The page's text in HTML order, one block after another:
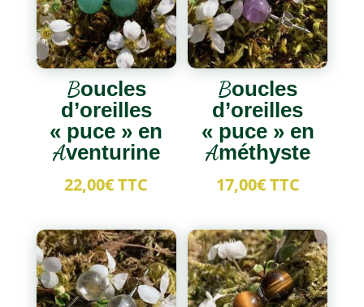
Boucles
d’oreilles
« puce » en
Aventurine
22,00€TTC
Boucles
d’oreilles
« puce » en
Améthyste
17,00€TTC